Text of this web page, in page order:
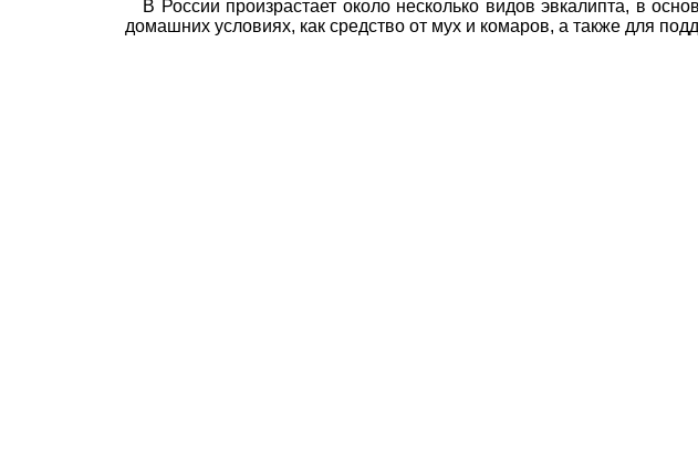
В России произрастает около несколько видов эвкалипта, в
домашних условиях, как средство от мух и комаров, а также для